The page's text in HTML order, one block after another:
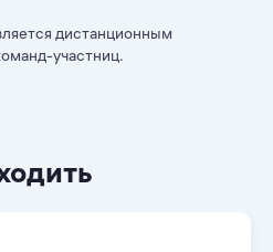
дистанционным
участниц.